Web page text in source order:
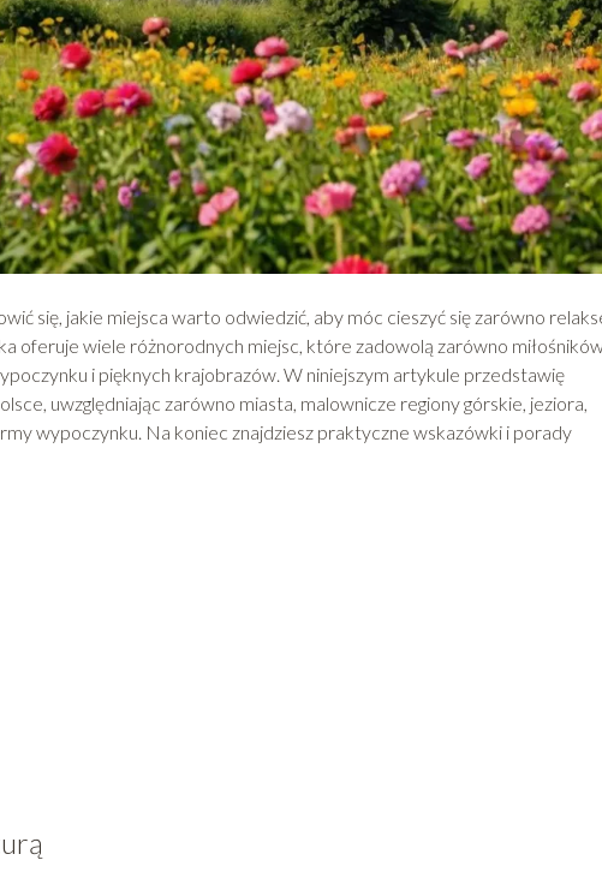
się, jakie miejsca warto odwiedzić, aby móc cieszyć się zarówno
oferuje wiele różnorodnych miejsc, które zadowolą zarówno
i pięknych krajobrazów. W niniejszym artykule przedstawię
uwzględniając zarówno miasta, malownicze regiony górskie, jeziora,
wypoczynku. Na koniec znajdziesz praktyczne wskazówki i porady